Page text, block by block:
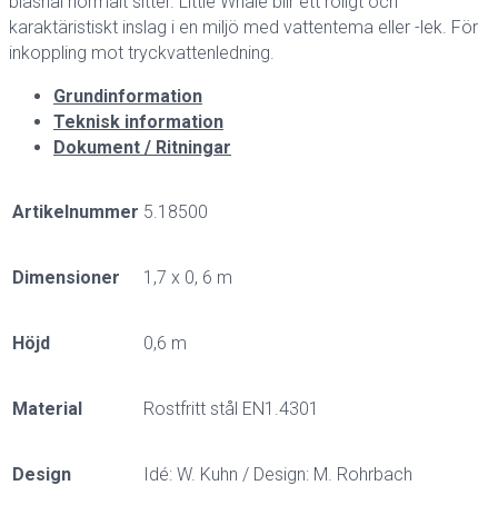
karaktäristiskt inslag i en miljö med vattentema eller -lek. För
inkoppling mot tryckvattenledning.
Grundinformation
Teknisk information
Dokument / Ritningar
Artikelnummer 5.18500
Dimensioner 1,7 x 0, 6 m
Höjd 0,6 m
Material Rostfritt stål EN1.4301
Design Idé: W. Kuhn / Design: M. Rohrbach